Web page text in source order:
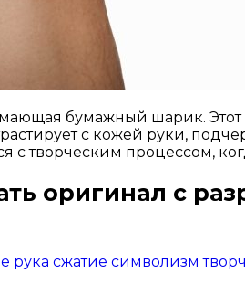
бумажный шарик.
с кожей руки,
с творческим процессом,
оригинал с
рука сжатие символизм